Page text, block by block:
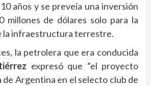
años y se preveía una inversión
millones de dólares solo para la
la infraestructura terrestre.
la petrolera que era conducida
expresó que “el proyecto
de Argentina en el selecto club de